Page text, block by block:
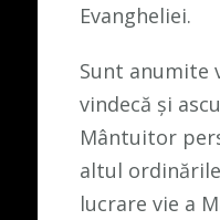
Evangheliei.
Sunt anumite
vindecă și
Mântuitor
altul
lucrare vie a